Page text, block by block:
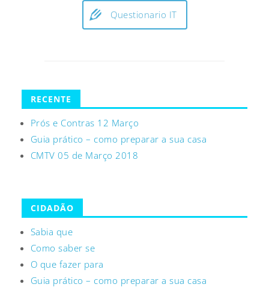
Questionario IT
RECENTE
Prós e Contras 12 Março
Guia prático – como preparar a sua casa
CMTV 05 de Março 2018
CIDADÃO
Sabia que
Como saber se
O que fazer para
Guia prático – como preparar a sua casa